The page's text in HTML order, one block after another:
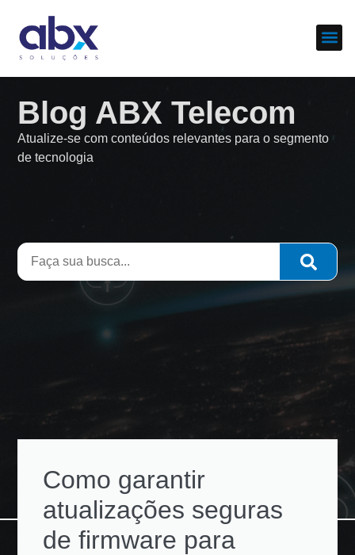
Blog ABX Telecom
Atualize-se com conteúdos relevantes para o segmento
de tecnologia
Como garantir
atualizações seguras
de firmware para